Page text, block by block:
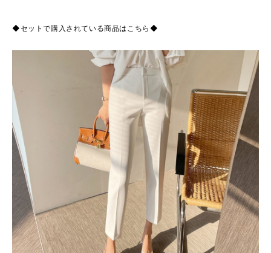
◆セットで購入されている商品はこちら◆